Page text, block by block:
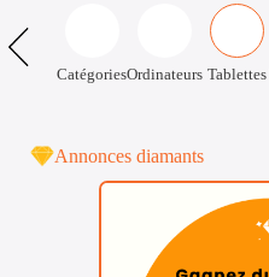
CatégoriesOrdinateurs Tablettes
Annonces diamants